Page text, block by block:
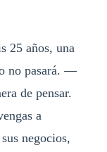
25 años, una
no pasará. —
de pensar.
a
negocios,